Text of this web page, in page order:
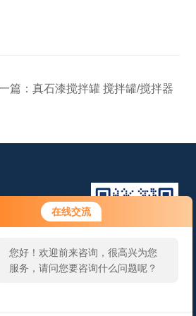
在线交流
您好！欢迎前来咨询，很高兴为您
服务，请问您要咨询什么问题呢？
您好，看您停留很久了，是否找到
了需求产品，您可以直接在线与我
篇： 真石漆搅拌罐 搅拌罐/搅拌器